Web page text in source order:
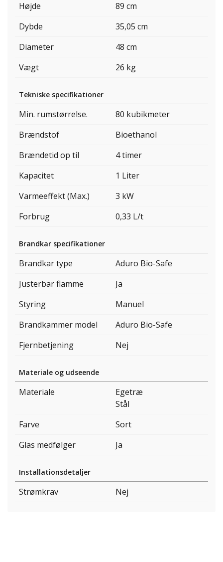
Højde
89 cm
Dybde
35,05 cm
Diameter
48 cm
Vægt
26 kg
Tekniske specifikationer
Min. rumstørrelse.
80 kubikmeter
Brændstof
Bioethanol
Brændetid op til
4 timer
Kapacitet
1 Liter
Varmeeffekt (Max.)
3 kW
Forbrug
0,33 L/t
Brandkar specifikationer
Brandkar type
Aduro Bio-Safe
Justerbar flamme
Ja
Styring
Manuel
Brandkammer model
Aduro Bio-Safe
Fjernbetjening
Nej
Materiale og udseende
Materiale
Egetræ
Stål
Farve
Sort
Glas medfølger
Ja
Installationsdetaljer
Strømkrav Nej